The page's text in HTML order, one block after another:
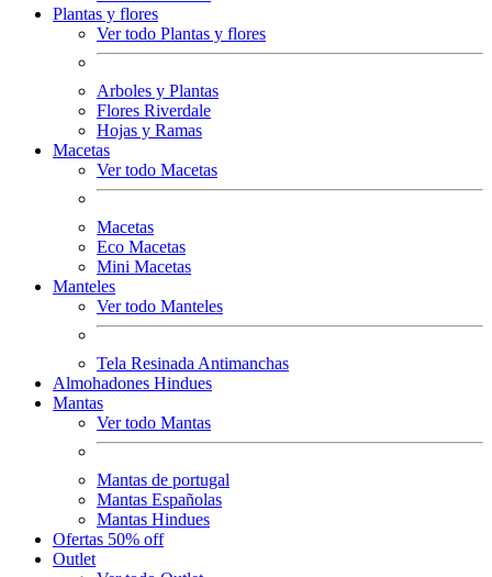
Plantas y flores
Ver todo Plantas y flores
Arboles y Plantas
Flores Riverdale
Hojas y Ramas
Macetas
Ver todo Macetas
Macetas
Eco Macetas
Mini Macetas
Manteles
Ver todo Manteles
Tela Resinada Antimanchas
Almohadones Hindues
Mantas
Ver todo Mantas
Mantas de portugal
Mantas Españolas
Mantas Hindues
Ofertas 50% off
Outlet